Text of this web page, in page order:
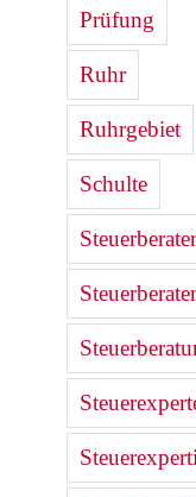
Prüfung
Ruhr
Ruhrgebiet
Schulte
Steuerberater